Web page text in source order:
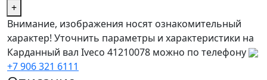
+
Внимание, изображения носят ознакомительный
характер! Уточнить параметры и характеристики на
Карданный вал Iveco 41210078 можно по телефону
+7 906 321 6111